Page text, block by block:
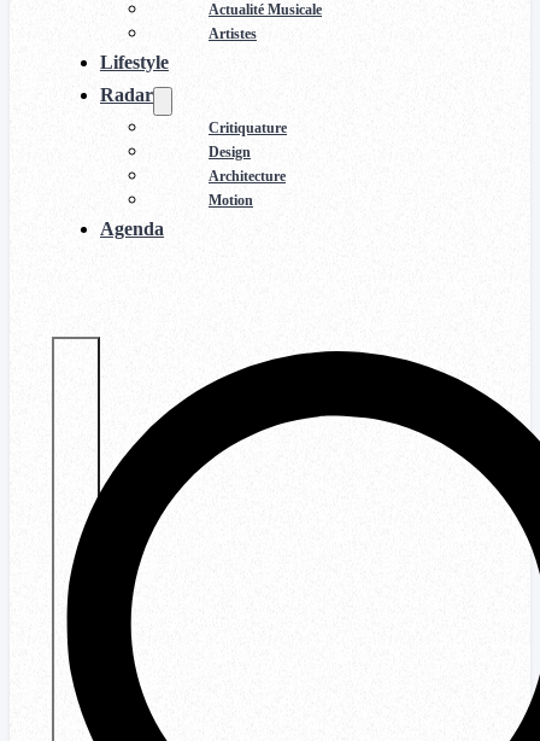
Actualité Musicale
Artistes
Lifestyle
Radar
Critiquature
Design
Architecture
Motion
Agenda